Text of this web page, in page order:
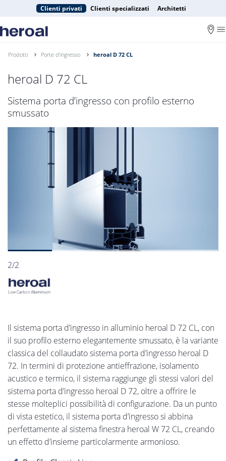
Clienti privati Clienti specializzati Architetti
Prodotti Porte d’ingresso heroal D 72 CL
heroal D 72 CL
Sistema porta d’ingresso con profilo esterno
smussato
2/2
Il sistema porta d’ingresso in alluminio heroal D 72 CL, con
il suo profilo esterno elegantemente smussato, è la variante
classica del collaudato sistema porta d’ingresso heroal D
72. In termini di protezione antieffrazione, isolamento
acustico e termico, il sistema raggiunge gli stessi valori del
sistema porta d’ingresso heroal D 72, oltre a offrire le
stesse molteplici possibilità di configurazione. Da un punto
di vista estetico, il sistema porta d’ingresso si abbina
perfettamente al sistema finestra heroal W 72 CL, creando
un effetto d’insieme particolarmente armonioso.